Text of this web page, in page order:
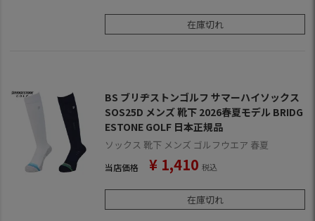
在庫切れ
BS ブリヂストンゴルフ サマーハイソックス
SOS25D メンズ 靴下 2026春夏モデル BRIDG
ESTONE GOLF 日本正規品
ソックス 靴下 メンズ ゴルフウエア 春夏
当店価格 ¥ 1,410 税込
在庫切れ